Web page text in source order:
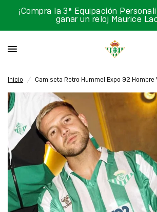
¡Compra la 3ª Equipación
ganar un reloj Maurice
Inicio / Camiseta Retro Hummel Expo 92 Hombre